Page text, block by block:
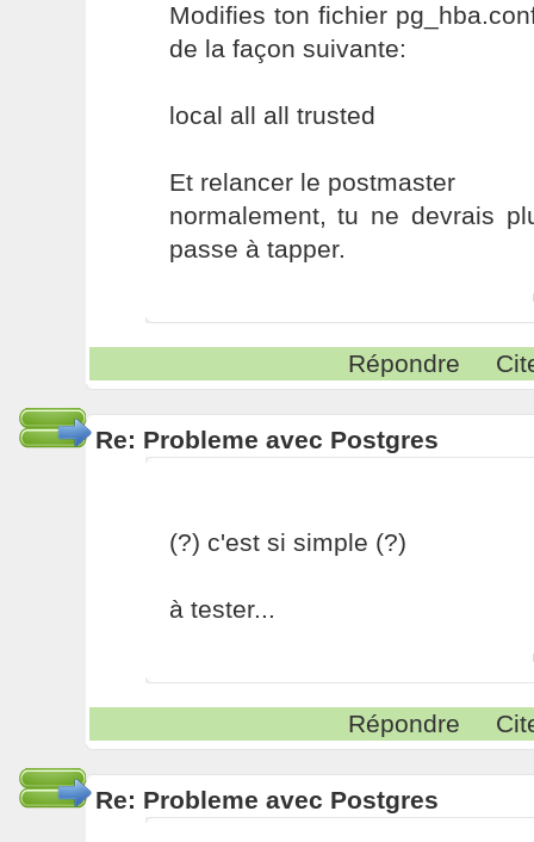
Modifies ton fichier
de la façon suivante:
local all all trusted
Et relancer le postmaster
normalement, tu ne devrais
passe à tapper.
Répondre
Re: Probleme avec Postgres
(?) c'est si simple (?)
à tester...
Répondre
Re: Probleme avec Postgres